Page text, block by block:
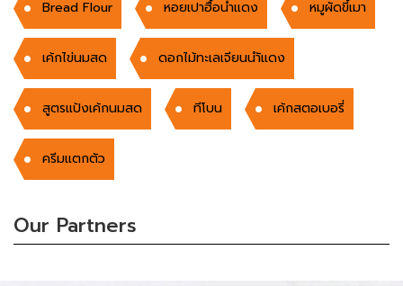
Bread Flour หอยเปาฮื้อน้ำแดง หมูผัดขี้เมา
เค้กไข่นมสด ดอกไม้ทะเลเจียนนำัแดง
สูตรแป้งเค้กนมสด ทีโบน เค้กสตอเบอรี่
ครีมแตกตัว
Our Partners